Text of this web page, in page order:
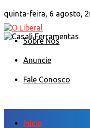
quinta-feira, 6 agosto,
Sobre Nós
Anuncie
Fale Conosco
Início